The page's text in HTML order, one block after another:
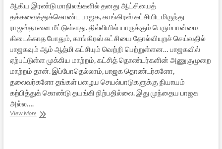
ஆகிய இரண்டு மாநிலங்களில் தனது ஆட்சியைத்
தக்கவைத்துக்கொண்ட பாஜக, காங்கிரஸ் கட்சியிடமிருந்து
ராஜஸ்தானை மீட்டுள்ளது. தில்லியில் யாருக்கும் பெரும்பான்மை
கிடைக்காத போதும், காங்கிரஸ் கட்சியை தோல்வியுறச் செய்வதில்
பாஜகவும் ஆம் ஆத்மி கட்சியும் வெற்றி பெற்றுள்ளன… பாஜகவில்
ஏற்பட்டுள்ள முக்கிய மாற்றம், கட்சித் தொண்டர்களின் அணுகுமுறை
மாற்றம் தான். இப்போதெல்லாம், பாஜக தொண்டர்களோ,
தலைவர்களோ தங்கள் பழைய செயல்பாடுகளுக்கு நியாயம்
கற்பித்துக் கொண்டு தயங்கி நிற்பதில்லை. இது முந்தைய பாஜக
அல்ல….
View Moreவீழும்